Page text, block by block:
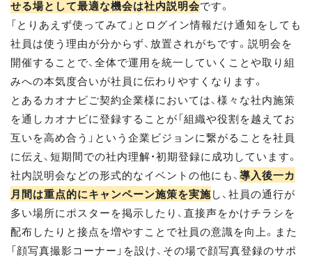
せる場として最適な機会は社内説明会です。
「とりあえず使ってみて」とログイン情報だけ通知をしても
社員は使う理由が分からず、放置されがちです。説明会を
開催することで、全体で運用を統一していくことや取り組
みへの本気度合いが社員に伝わりやすくなります。
とあるカオナビご契約企業様においては、様々な社内施策
を通しカオナビに登録することが「組織や役割を越えてお
互いを高め合う」という企業ビジョンに繋がることを社員
に伝え、短期間での社内理解・初期登録に成功しています。
社内説明会などの形式的なイベントの他にも、導入後一カ
月間は重点的にキャンペーン施策を実施し、社員の通行が
多い場所にポスターを掲示したり、直接声をかけチラシを
配布したりと接点を増やすことで社員の意識を向上。また
「顔写真撮影コーナー」を設け、その場で顔写真登録のサポ